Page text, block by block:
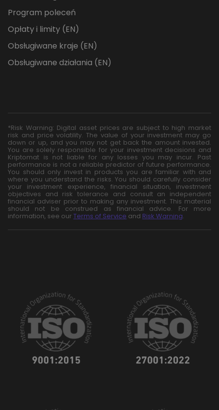
Program poleceń
Opłaty i limity (EN)
Obsługiwane kraje (EN)
Obsługiwane działania (EN)
*Risk Warning: Digital asset prices are subject to high market
risk and price volatility. The value of your investment may go
down or up, and you may not get back the amount invested.
You are solely responsible for your investment decisions and
Kriptomat is not liable for any losses you may incur. Past
performance is not a reliable predictor of future performance.
You should only invest in products you are familiar with and
where you understand the risks. You should carefully consider
your investment experience, financial situation, investment
objectives and risk tolerance and consult an independent
financial adviser prior to making any investment. This material
should not be construed as financial advice. For more
information, see our Terms of Service and Risk Warning.